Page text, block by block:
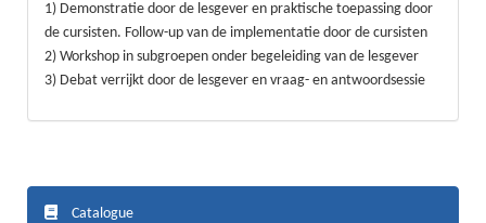
1) Demonstratie door de lesgever en praktische toepassing door
de cursisten. Follow-up van de implementatie door de cursisten
2) Workshop in subgroepen onder begeleiding van de lesgever
3) Debat verrijkt door de lesgever en vraag- en antwoordsessie
Catalogue